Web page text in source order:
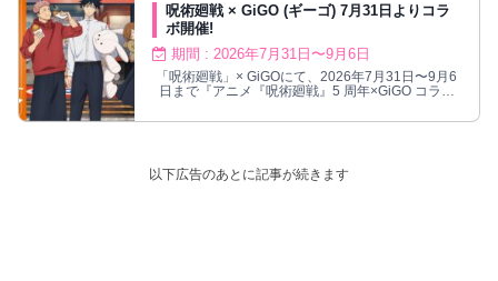
呪術廻戦 × GiGO (ギーゴ) 7月31日よりコラ
ボ開催!
期間 : 2026年7月31日〜9月6日
「呪術廻戦」× GiGOにて、2026年7月31日〜9月6
日まで『アニメ『呪術廻戦』5 周年×GiGO コラボ
以下広告のあとに記事が続きます